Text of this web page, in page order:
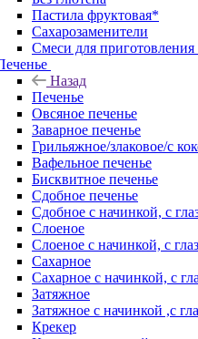
Пастила фруктовая*
Сахарозаменители
Смеси для приготовления
Назад
Печенье
Овсяное печенье
Заварное печенье
Грильяжное/злаковое/с
Вафельное печенье
Бисквитное печенье
Сдобное печенье
Сдобное с начинкой, с
Слоеное
Слоеное с начинкой, с
Сахарное
Сахарное с начинкой, с
Затяжное
Затяжное с начинкой ,с
Крекер